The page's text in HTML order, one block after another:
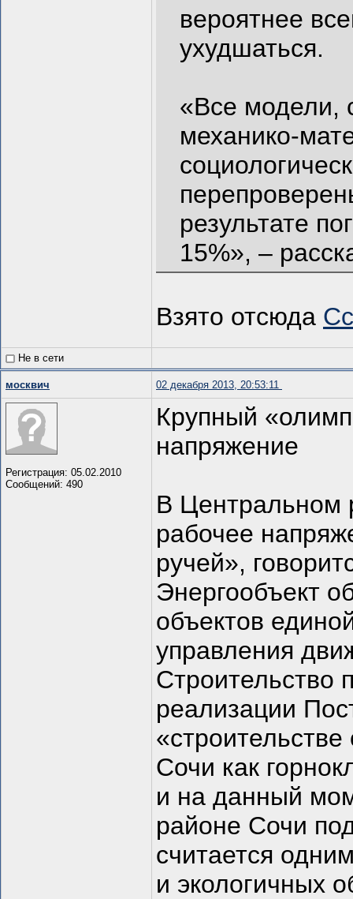
вероятнее
ухудшаться.
«Все модели,
механико-
результате
15%», –
Взято отсюда
Не в сети
москвич 02 декабря 2013, 20:53:11
Регистрация: 05.02.2010
Сообщений: 490
Крупный
напряжение
В Центральном
рабочее
ручей»,
Энергообъект
объектов
управления
Строительство
реализации
Сочи как
и на данный
районе Сочи
считается
и экологичных